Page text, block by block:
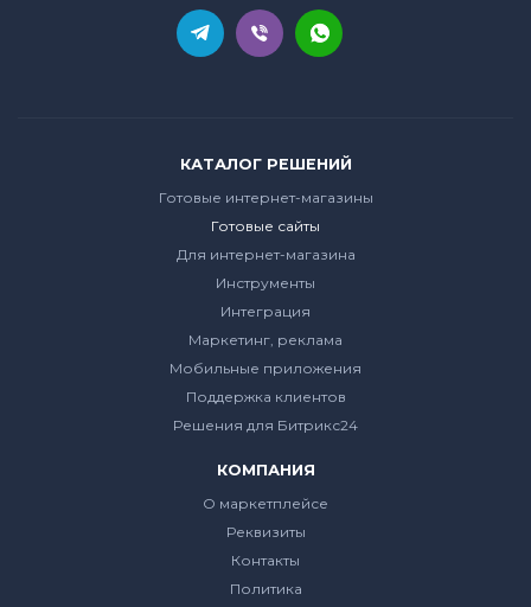
КАТАЛОГ РЕШЕНИЙ
Готовые интернет-магазины
Готовые сайты
Для интернет-магазина
Инструменты
Интеграция
Маркетинг, реклама
Мобильные приложения
Поддержка клиентов
Решения для Битрикс24
КОМПАНИЯ
О маркетплейсе
Реквизиты
Контакты
Политика